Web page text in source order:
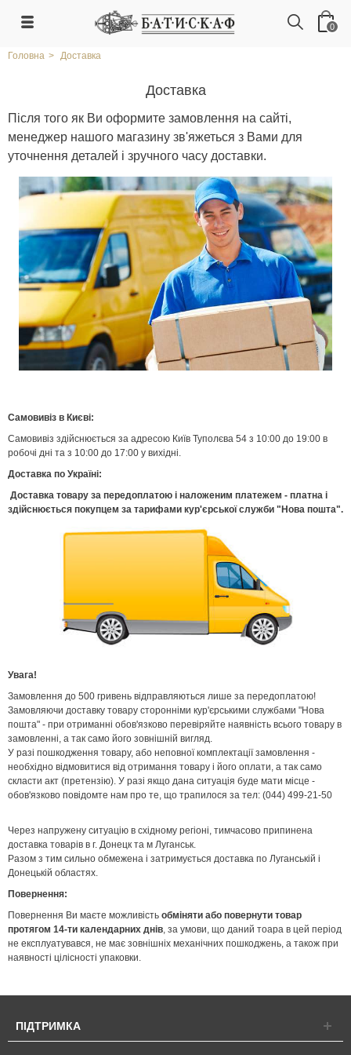
0
Головна > Доставка
Доставка
Після того як Ви оформите замовлення на сайті,
менеджер нашого магазину зв'яжеться з Вами для
уточнення деталей і зручного часу доставки.
Самовивіз в Києві:
Самовивіз здійснюється за адресою Київ Туполєва 54 з 10:00 до 19:00 в
робочі дні та з 10:00 до 17:00 у вихідні.
Доставка по Україні:
Доставка товару за передоплатою і наложеним платежем - платна і
здійснюється покупцем за тарифами кур'єрської служби "Нова пошта".
Увага!
Замовлення до 500 гривень відправляються лише за передоплатою!
Замовляючи доставку товару сторонніми кур'єрськими службами "Нова
пошта" - при отриманні обов'язково перевіряйте наявність всього товару в
замовленні, а так само його зовнішній вигляд.
У разі пошкодження товару, або неповної комплектації замовлення -
необхідно відмовитися від отримання товару і його оплати, а так само
скласти акт (претензію). У разі якщо дана ситуація буде мати місце -
обов'язково повідомте нам про те, що трапилося за тел: (044) 499-21-50
Через напружену ситуацію в східному регіоні, тимчасово припинена
доставка товарів в г. Донецк та м Луганськ.
Разом з тим сильно обмежена і затримується доставка по Луганській і
Донецькій областях.
Повернення:
Повернення Ви маєте можливість обміняти або повернути товар
протягом 14-ти календарних днів, за умови, що даний тоара в цей період
не експлуатувався, не має зовнішніх механічних пошкоджень, а також при
наявності цілісності упаковки.
ПІДТРИМКА